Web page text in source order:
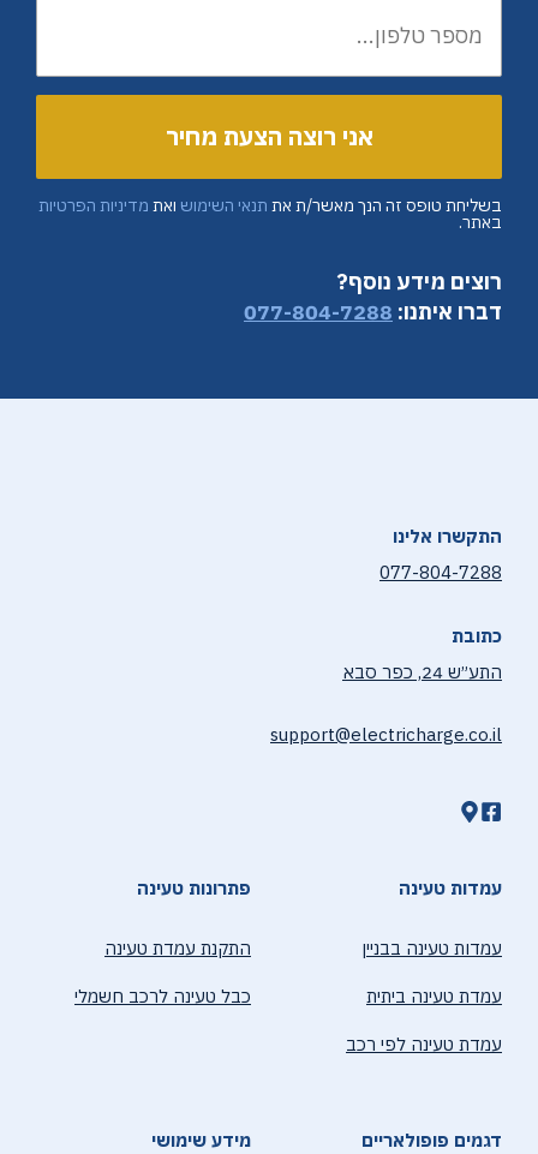
בשליחת טופס זה הנך מאשר/ת את תנאי השימוש ואת מדיניות הפרטיות
באתר.
רוצים מידע נוסף?
דברו איתנו: 077-804-7288
התקשרו אלינו
077-804-7288
כתובת
התע״ש 24, כפר סבא
support@electricharge.co.il
עמדות טעינה
עמדות טעינה בבניין
עמדת טעינה ביתית
עמדת טעינה לפי רכב
פתרונות טעינה
התקנת עמדת טעינה
כבל טעינה לרכב חשמלי
דגמים פופולאריים מידע שימושי